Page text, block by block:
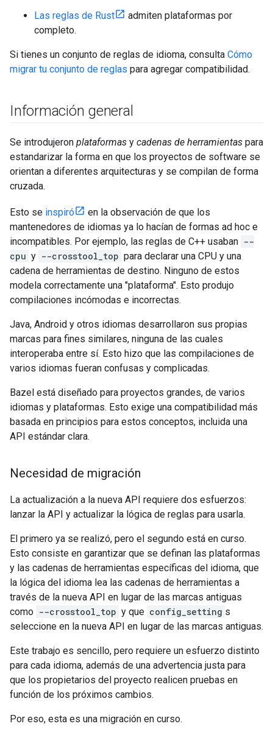
Las reglas de Rust
admiten plataformas por
completo.
Si tienes un conjunto de reglas de idioma, consulta Cómo
migrar tu conjunto de reglas para agregar compatibilidad.
Información general
Se introdujeron plataformas y cadenas de herramientas para
estandarizar la forma en que los proyectos de software se
orientan a diferentes arquitecturas y se compilan de forma
cruzada.
Esto se inspiró
en la observación de que los
mantenedores de idiomas ya lo hacían de formas ad hoc e
incompatibles. Por ejemplo, las reglas de C++ usaban --
cpu y --crosstool_top para declarar una CPU y una
cadena de herramientas de destino. Ninguno de estos
modela correctamente una "plataforma". Esto produjo
compilaciones incómodas e incorrectas.
Java, Android y otros idiomas desarrollaron sus propias
marcas para fines similares, ninguna de las cuales
interoperaba entre sí. Esto hizo que las compilaciones de
varios idiomas fueran confusas y complicadas.
Bazel está diseñado para proyectos grandes, de varios
idiomas y plataformas. Esto exige una compatibilidad más
basada en principios para estos conceptos, incluida una
API estándar clara.
Necesidad de migración
La actualización a la nueva API requiere dos esfuerzos:
lanzar la API y actualizar la lógica de reglas para usarla.
El primero ya se realizó, pero el segundo está en curso.
Esto consiste en garantizar que se definan las plataformas
y las cadenas de herramientas específicas del idioma, que
la lógica del idioma lea las cadenas de herramientas a
través de la nueva API en lugar de las marcas antiguas
como --crosstool_top y que config_setting s
seleccione en la nueva API en lugar de las marcas antiguas.
Este trabajo es sencillo, pero requiere un esfuerzo distinto
para cada idioma, además de una advertencia justa para
que los propietarios del proyecto realicen pruebas en
función de los próximos cambios.
Por eso, esta es una migración en curso.